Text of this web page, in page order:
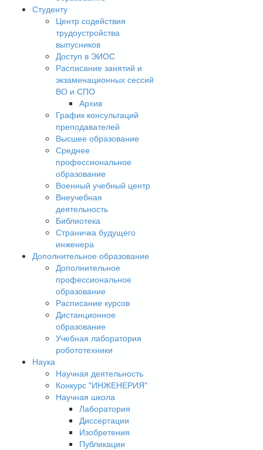
Студенту
Центр содействия
трудоустройства
выпусников
Доступ в ЭИОС
Расписание занятий и
экзаменационных сессий
ВО и СПО
Архив
График консультаций
преподавателей
Высшее образование
Среднее
профессиональное
образование
Военный учебный центр
Внеучебная
деятельность
Библиотека
Страничка будущего
инженера
Дополнительное образование
Дополнительное
профессиональное
образование
Расписание курсов
Дистанционное
образование
Учебная лаборатория
робототехники
Наука
Научная деятельность
Конкурс "ИНЖЕНЕРИЯ"
Научная школа
Лаборатория
Диссертации
Изобретения
Публикации